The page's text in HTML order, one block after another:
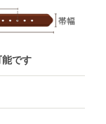
能です